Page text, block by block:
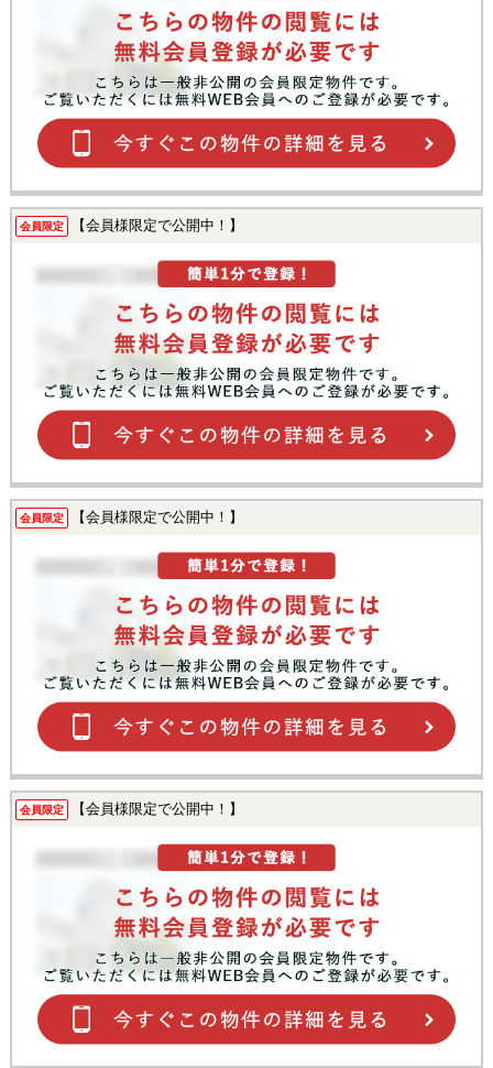
会員限定 【会員様限定で公開中！】
会員限定 【会員様限定で公開中！】
会員限定 【会員様限定で公開中！】